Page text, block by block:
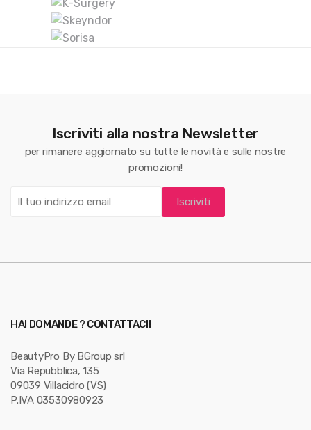
e
Iscriviti alla nostra Newsletter
per rimanere aggiornato su tutte le novità e sulle nostre
promozioni!
HAI DOMANDE ? CONTATTACI!
BeautyPro By BGroup srl
Via Repubblica, 135
09039 Villacidro (VS)
P.IVA 03530980923